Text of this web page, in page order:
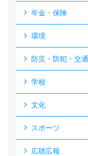
年金・保険
環境
防災・防犯・交通
学校
文化
スポーツ
広聴広報